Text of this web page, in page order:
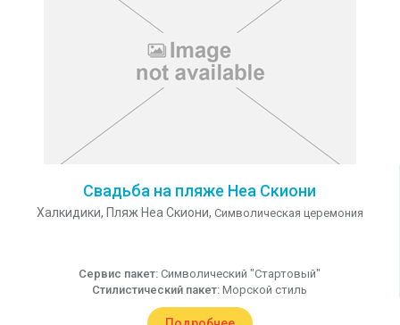
Свадьба на пляже Неа Скиони
Халкидики, Пляж Неа Скиони, Символическая церемония
Сервис пакет: Символический "Стартовый"
Стилистический пакет: Морской стиль